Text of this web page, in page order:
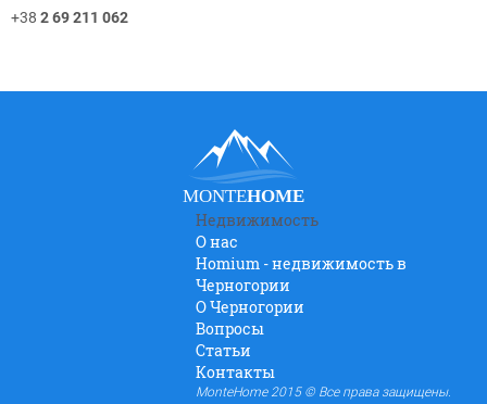
+38 2 69 211 062
MONTEHOME
Недвижимость
О нас
Homium - недвижимость в
Черногории
O Черногории
Вопросы
Статьи
Контакты
MonteHome 2015 © Все права защищены.